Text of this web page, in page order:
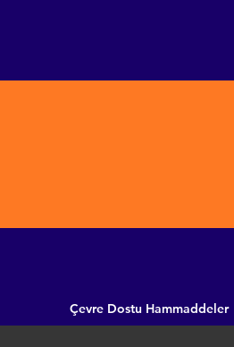
Çevre Dostu Hammaddeler